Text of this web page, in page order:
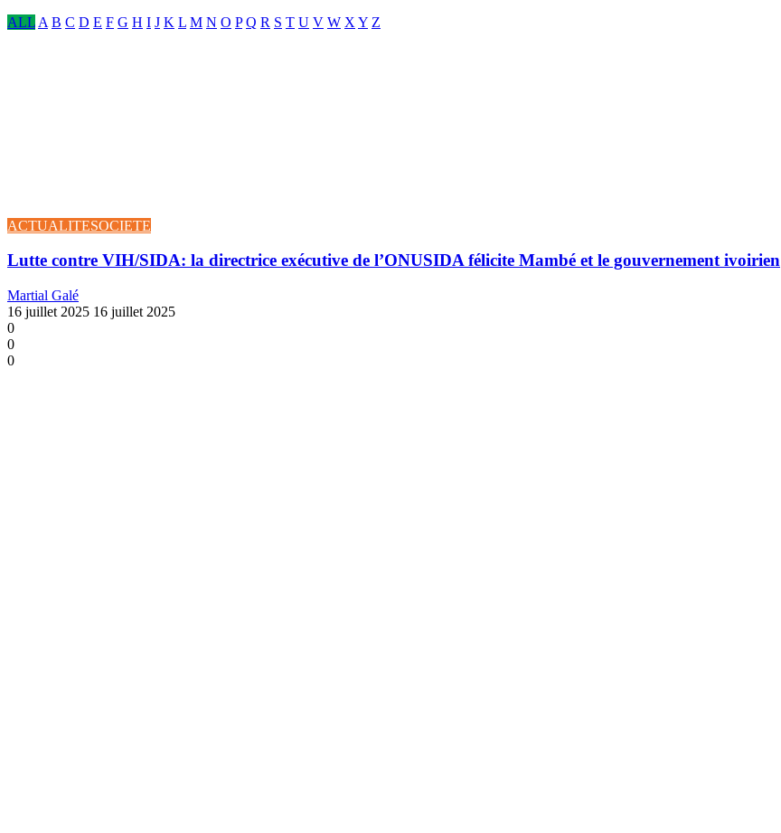
ALL A B C D E F G H I J K L M N O P Q R S T U V W X Y Z
ACTUALITESOCIETE
Lutte contre VIH/SIDA: la directrice exécutive de l’ONUSIDA félicite Mambé et le gouvernement ivoirien
Martial Galé
16 juillet 2025 16 juillet 2025
0
0
0